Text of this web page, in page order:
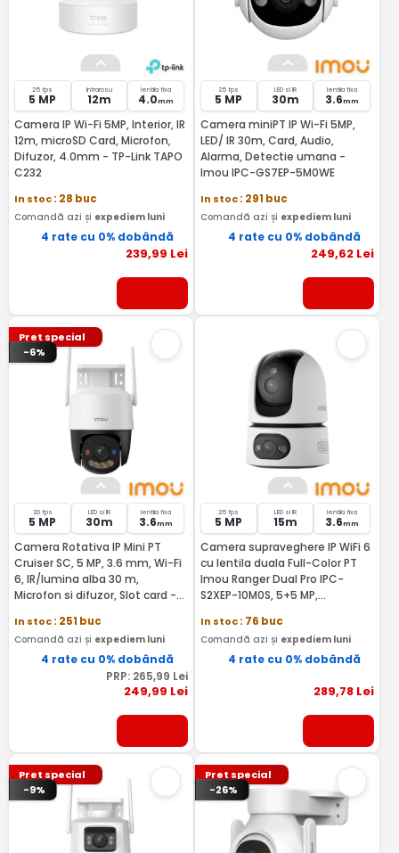
25 fps
5 MP
Infrarosu
12m
lentila fixa
4.0mm
Camera IP Wi-Fi 5MP, Interior, IR
12m, microSD Card, Microfon,
Difuzor, 4.0mm - TP-Link TAPO
C232
In stoc: 28 buc
Comandă azi și expediem luni
4 rate cu 0% dobândă
239,99 Lei
25 fps
5 MP
LED si IR
30m
lentila fixa
3.6mm
Camera miniPT IP Wi-Fi 5MP,
LED/ IR 30m, Card, Audio,
Alarma, Detectie umana -
Imou IPC-GS7EP-5M0WE
In stoc: 291 buc
Comandă azi și expediem luni
4 rate cu 0% dobândă
249,62 Lei
Pret special
-6%
20 fps
5 MP
LED si IR
30m
lentila fixa
3.6mm
Camera Rotativa IP Mini PT
Cruiser SC, 5 MP, 3.6 mm, Wi-Fi
6, IR/lumina alba 30 m,
Microfon si difuzor, Slot card -
In stoc: 251 buc
Comandă azi și expediem luni
4 rate cu 0% dobândă
PRP: 265,99 Lei
249,99 Lei
25 fps
5 MP
LED si IR
15m
lentila fixa
3.6mm
Camera supraveghere IP WiFi 6
cu lentila duala Full-Color PT
Imou Ranger Dual Pro IPC-
S2XEP-10M0S, 5+5 MP,
vision 15 m, microfon si difuzor,
slot card, auto tracking, sirena
alarma - IMOU IPC-S2XEP-
In stoc: 76 buc
Comandă azi și expediem luni
4 rate cu 0% dobândă
289,78 Lei
Pret special
-9%
Pret special
-26%